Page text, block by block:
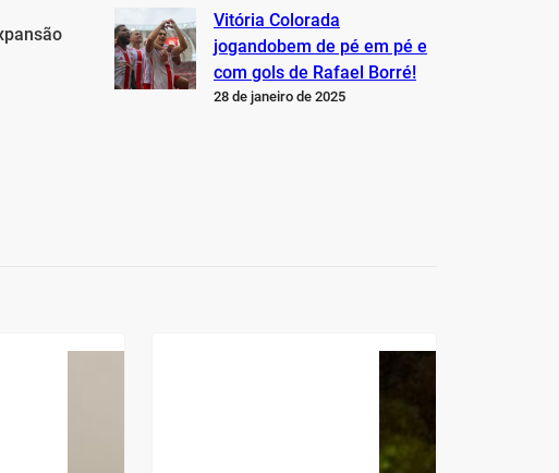
Vitória Colorada
jogandobem de pé em pé e
com gols de Rafael Borré!
28 de janeiro de 2025